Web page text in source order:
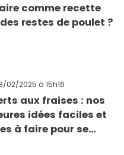
comme recette
restes de poulet ?
02/2025 à 15h16
aux fraises : nos
idées faciles et
à faire pour se